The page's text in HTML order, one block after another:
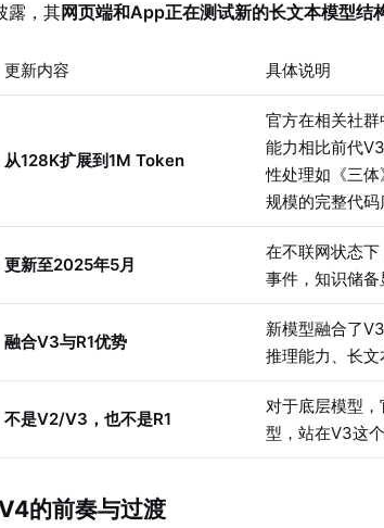
露，其网页端和App正在测试新的长文本模型结
更新内容 具体说明
从128K扩展到1M Token
官方在相关社
能力相比前代
性处理如《三
规模的完整代码
更新至2025年5月
在不联网状态
事件，知识储
融合V3与R1优势
新模型融合了
推理能力、长
不是V2/V3，也不是R1
对于底层模型，
型，站在V3这
的前奏与过渡